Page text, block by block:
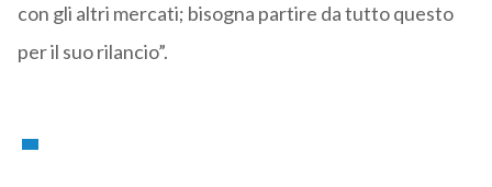
con gli altri mercati; bisogna partire da tutto questo
per il suo rilancio”.